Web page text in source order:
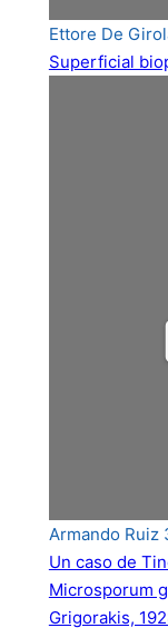
Ettore De
Superficial
Armando Ruiz
Un caso de
Microsporum
Grigorakis,